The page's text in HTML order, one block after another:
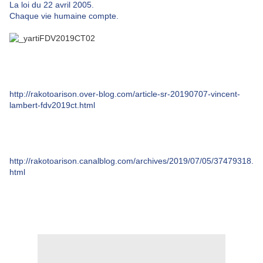
La loi du 22 avril 2005.
Chaque vie humaine compte.
http://rakotoarison.over-blog.com/article-sr-20190707-vincent-
lambert-fdv2019ct.html
http://rakotoarison.canalblog.com/archives/2019/07/05/37479318.
html